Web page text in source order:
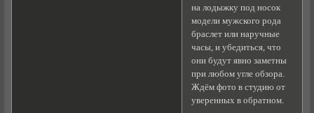
на лодыжку под носок
модели мужского рода
браслет или наручные
часы, и убедиться, что
они будут явно заметны
при любом угле обзора.
Ждём фото в студию от
уверенных в обратном.